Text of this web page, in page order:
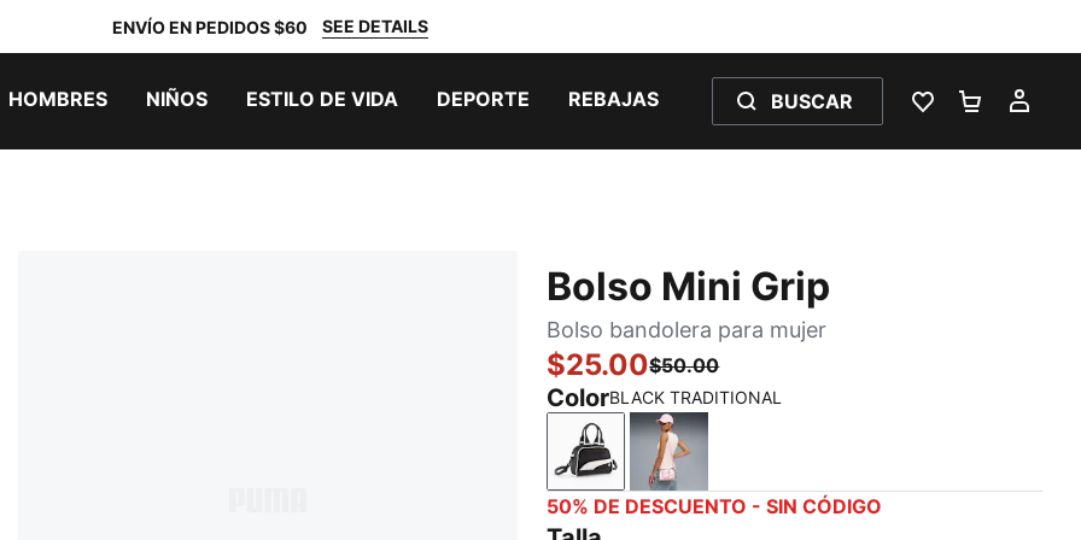
ENVÍO EN PEDIDOS $60 SEE DETAILS
HOMBRES NIÑOS ESTILO DE VIDA DEPORTE REBAJAS BUSCAR
LISTA DE
Bolso Mini Grip
Bolso bandolera para mujer
$25.00$50.00
ColorBLACK TRADITIONAL
BLACK TRADITIONAL
PINK/GREY
50% DE DESCUENTO - SIN CÓDIGO